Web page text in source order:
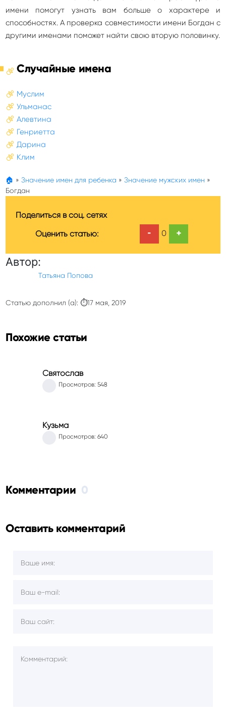
имени помогут узнать вам больше о характере и
способностях. А проверка совместимости имени Богдан с
другими именами поможет найти свою вторую половинку.
Случайные имена
Муслим
Ульманас
Алевтина
Генриетта
Дарина
Клим
🏠 » Значение имен для ребенка » Значение мужских имен »
Богдан
Поделиться в соц. сетях
Оценить статью:
- 0 +
Автор:
Татьяна Попова
Статью дополнил (а): ⏱17 мая, 2019
Похожие статьи
Святослав
Просмотров: 548
Кузьма
Просмотров: 640
Комментарии 0
Оставить комментарий